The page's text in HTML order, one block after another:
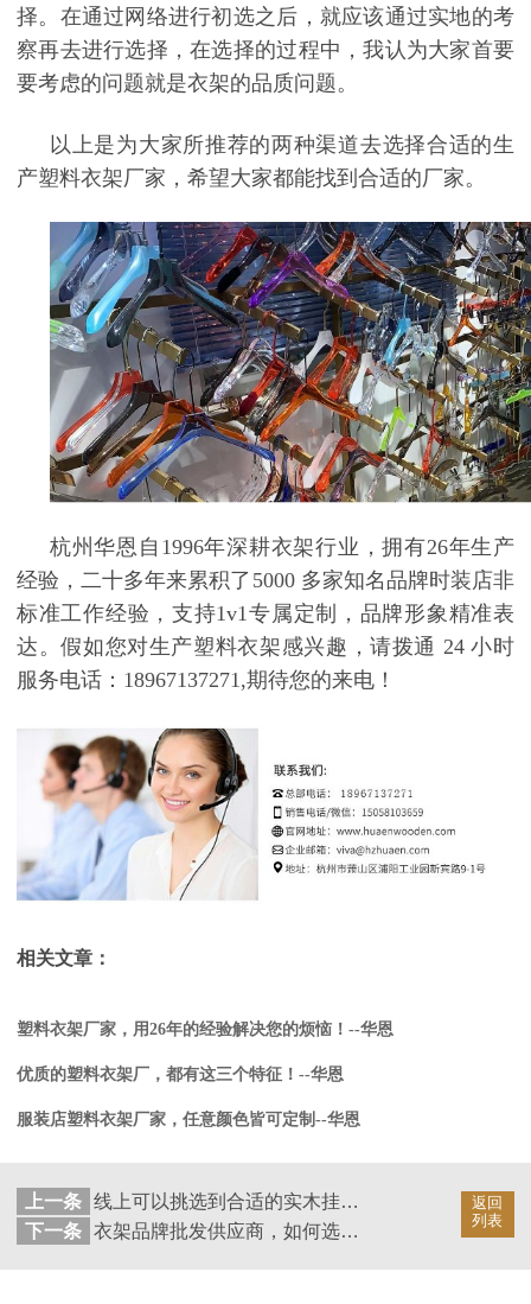
择。在通过网络进行初选之后，就应该通过实地的考
察再去进行选择，在选择的过程中，我认为大家首要
要考虑的问题就是衣架的品质问题。
以上是为大家所推荐的两种渠道去选择合适的生
产塑料衣架厂家，希望大家都能找到合适的厂家。
杭州华恩自 1996年深耕衣架行业，拥有26年生产
经验，二十多年来累积了 5000 多家知名品牌时装店非
标准工作经验，支持1v1专属定制，品牌形象精准表
达。假如您对生产塑料衣架感兴趣，请拨通 24 小时
服务电话： 18967137271,期待您的来电！
相关文章：
塑料衣架厂家，用26年的经验解决您的烦恼！--华恩
优质的塑料衣架厂，都有这三个特征！--华恩
服装店塑料衣架厂家，任意颜色皆可定制--华恩
返回
列表
上一条
线上可以挑选到合适的实木挂衣架吗？--华恩
下一条
衣架品牌批发供应商，如何选择才稳妥？--华恩